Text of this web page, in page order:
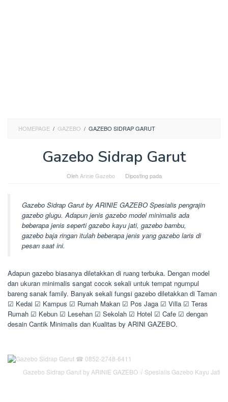
HOMEPAGE / GAZEBO / GAZEBO SIDRAP GARUT
Gazebo Sidrap Garut
OlehArinie Gazebo Diposting pada
Gazebo Sidrap Garut by ARINIE GAZEBO Spesialis pengrajin
gazebo glugu. Adapun jenis gazebo model minimalis ada
beberapa jenis seperti gazebo kayu jati, gazebo bambu,
gazebo baja ringan itulah beberapa jenis yang gazebo laris di
pesan saat ini.
Adapun gazebo biasanya diletakkan di ruang terbuka. Dengan model
dan ukuran minimalis sangat cocok sekali untuk tempat ngumpul
bareng sanak family. Banyak sekali fungsi gazebo diletakkan di Taman
☑ Kedai ☑ Kampus ☑ Rumah Makan ☑ Pos Jaga ☑ Villa ☑ Teras
Rumah ☑ Kebun ☑ Lesehan ☑ Sekolah ☑ Hotel ☑ Cafe ☑ dengan
desain Cantik Minimalis dan Kualitas by ARINI GAZEBO.
Gazebo Sidrap Garut by ARINIE GAZEBO √ Spesialis Gazebo Kayu Jati